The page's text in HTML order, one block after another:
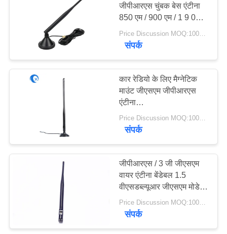
आरएफ समाक्षीय केबल
असेंबली
6
सीएनसी मशीन हार्डवेयर
18
जीपीआरएस चुंबक बेस एंटीना
850 एम / 900 एम / 1 9 00
एम / 1 9 00 एम
Price Discussion MOQ:100PCS
संपर्क
कार रेडियो के लिए मैग्नेटिक
माउंट जीएसएम जीपीआरएस
एंटीना
850/900/1800/1900MHZ
Price Discussion MOQ:100PCS
संपर्क
जीपीआरएस / 3 जी जीएसएम
वायर एंटीना बेंडेबल 1.5
वीएसडब्ल्यूआर जीएसएम मोडेम
एसएमए पुरुष कनेक्टर
Price Discussion MOQ:100PCS
संपर्क